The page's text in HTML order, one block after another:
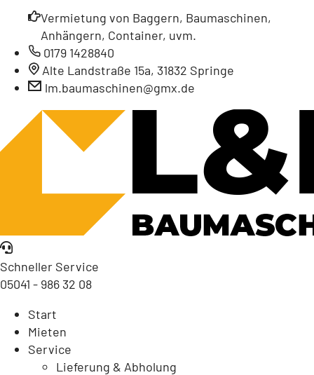
Vermietung von Baggern, Baumaschinen,
Anhängern, Container, uvm.
0179 1428840
Alte Landstraße 15a, 31832 Springe
lm.baumaschinen@gmx.de
Schneller Service
05041 - 986 32 08
Start
Mieten
Service
Lieferung & Abholung